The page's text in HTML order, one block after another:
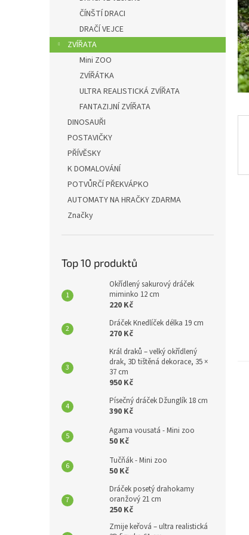
l
ČÍNŠTÍ DRACI
DRAČÍ VEJCE
ZVÍŘATA
Mini ZOO
ZVÍŘÁTKA
ULTRA REALISTICKÁ ZVÍŘATA
FANTAZIJNÍ ZVÍŘATA
DINOSAUŘI
POSTAVIČKY
PŘÍVĚSKY
K DOMALOVÁNÍ
POTVŮRČÍ PŘEKVÁPKO
AUTOMATY NA HRAČKY ZDARMA
Značky
Top 10 produktů
Okřídlený sakurový dráček
miminko 12 cm
220 Kč
Dráček Knedlíček délka 19 cm
270 Kč
Král draků – velký okřídlený
drak, 3D tištěná dekorace, 35 ×
37 cm
950 Kč
Písečný dráček Džunglík 18 cm
390 Kč
Agama vousatá - Mini zoo
50 Kč
Tučňák - Mini zoo
50 Kč
Dráček posetý drahokamy
oranžový 21 cm
250 Kč
Zmije keřová – ultra realistická